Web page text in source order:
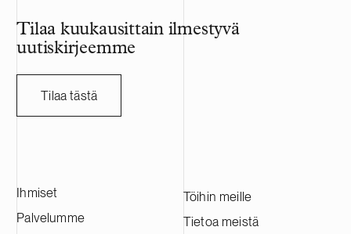
HANZA:lla on noin 5 000 työntekijää, ja
sen vuosittainen liikevaihto on noin 10
miljardia Ruotsin kruunua. Avustamme
HANZA:a tässä transaktiossa yhteistyössä
ruotsalaisen asianajotoimisto Lindahlin
Tilaa kuukausittain ilmestyvä
uutiskirjeemme
Tilaa tästä
Ihmiset
Palvelumme
Töihin meille
Tietoa meistä